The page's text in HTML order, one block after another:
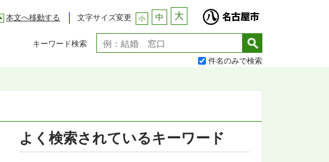
本文へ移動する 文字サイズ変更 小 中 大
キーワード検索
件名のみで検索
よく検索されているキーワード